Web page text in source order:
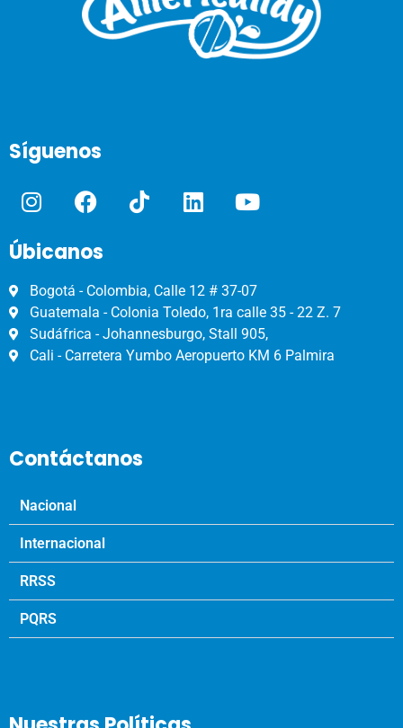
Síguenos
Úbicanos
Bogotá - Colombia, Calle 12 # 37-07
Guatemala - Colonia Toledo, 1ra calle 35 - 22 Z. 7
Sudáfrica - Johannesburgo, Stall 905,
Cali - Carretera Yumbo Aeropuerto KM 6 Palmira
Contáctanos
Nacional
Internacional
RRSS
PQRS